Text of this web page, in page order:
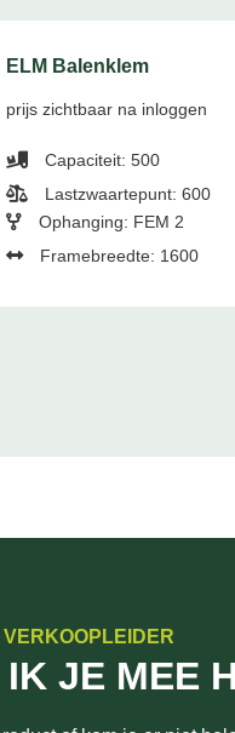
ELM Balenklem
prijs zichtbaar na inloggen
Capaciteit: 500
Lastzwaartepunt: 600
Ophanging: FEM 2
Framebreedte: 1600
JE MEE